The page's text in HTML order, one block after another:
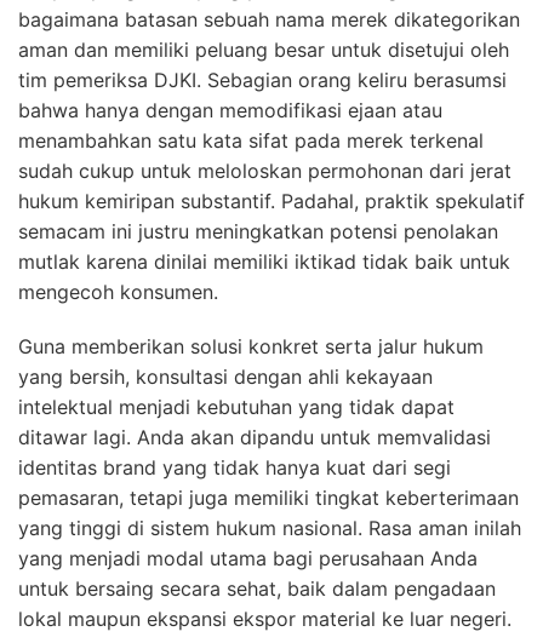
bagaimana batasan sebuah nama merek dikategorikan
aman dan memiliki peluang besar untuk disetujui oleh
tim pemeriksa DJKI. Sebagian orang keliru berasumsi
bahwa hanya dengan memodifikasi ejaan atau
menambahkan satu kata sifat pada merek terkenal
sudah cukup untuk meloloskan permohonan dari jerat
hukum kemiripan substantif. Padahal, praktik spekulatif
semacam ini justru meningkatkan potensi penolakan
mutlak karena dinilai memiliki iktikad tidak baik untuk
mengecoh konsumen.
Guna memberikan solusi konkret serta jalur hukum
yang bersih, konsultasi dengan ahli kekayaan
intelektual menjadi kebutuhan yang tidak dapat
ditawar lagi. Anda akan dipandu untuk memvalidasi
identitas brand yang tidak hanya kuat dari segi
pemasaran, tetapi juga memiliki tingkat keberterimaan
yang tinggi di sistem hukum nasional. Rasa aman inilah
yang menjadi modal utama bagi perusahaan Anda
untuk bersaing secara sehat, baik dalam pengadaan
lokal maupun ekspansi ekspor material ke luar negeri.